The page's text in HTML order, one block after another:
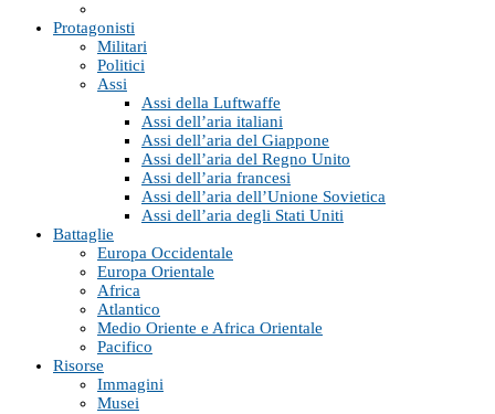
Protagonisti
Militari
Politici
Assi
Assi della Luftwaffe
Assi dell’aria italiani
Assi dell’aria del Giappone
Assi dell’aria del Regno Unito
Assi dell’aria francesi
Assi dell’aria dell’Unione Sovietica
Assi dell’aria degli Stati Uniti
Battaglie
Europa Occidentale
Europa Orientale
Africa
Atlantico
Medio Oriente e Africa Orientale
Pacifico
Risorse
Immagini
Musei